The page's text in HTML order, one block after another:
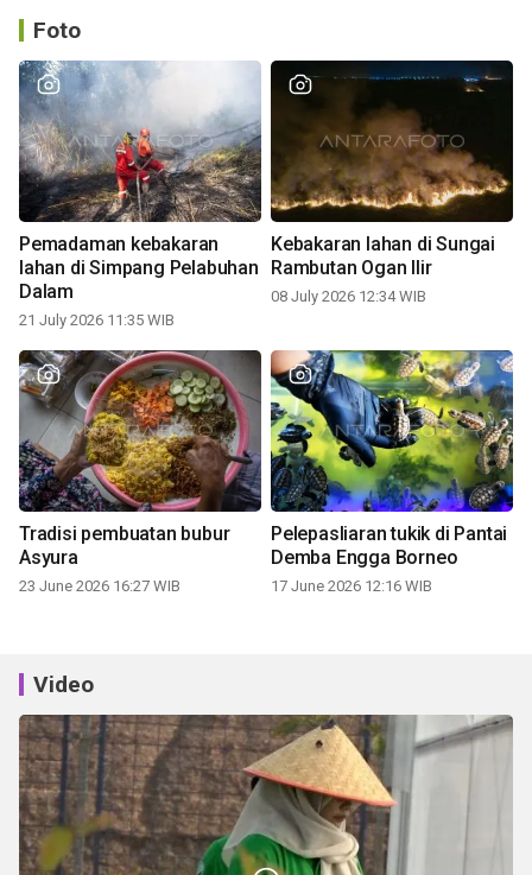
Foto
Pemadaman kebakaran
lahan di Simpang Pelabuhan
Dalam
21 July 2026 11:35 WIB
Kebakaran lahan di Sungai
Rambutan Ogan Ilir
08 July 2026 12:34 WIB
Tradisi pembuatan bubur
Asyura
23 June 2026 16:27 WIB
Pelepasliaran tukik di Pantai
Demba Engga Borneo
17 June 2026 12:16 WIB
Video